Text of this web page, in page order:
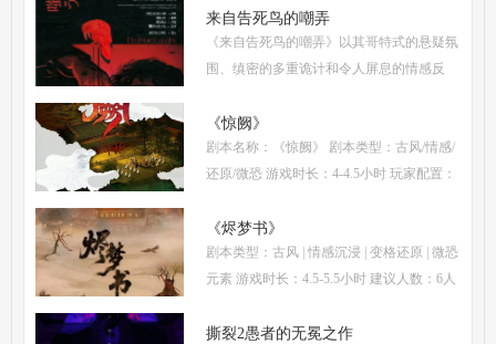
从难度系数来看，属于进阶硬核级别，既保
持了足够的推
来自告死鸟的嘲弄
《来自告死鸟的嘲弄》以其哥特式的悬疑氛
围、缜密的多重诡计和令人屏息的情感反
单。本指南将从线索流程梳理、角色任务解
析、核心诡计拆
《惊阙》
剧本名称：《惊阙》 剧本类型：古风/情感/
还原/微恐 游戏时长：4-4.5小时 玩家配置：
杀部分体验测评内容，复盘答案仅需2步：
(1)关注微信公
《烬梦书》
剧本类型：古风 | 情感沉浸 | 变格还原 | 微恐
元素 游戏时长：4.5-5.5小时 建议人数：6人
喜爱古风故事、情感细腻、偏好剧情还原的
撕裂2愚者的无冕之作